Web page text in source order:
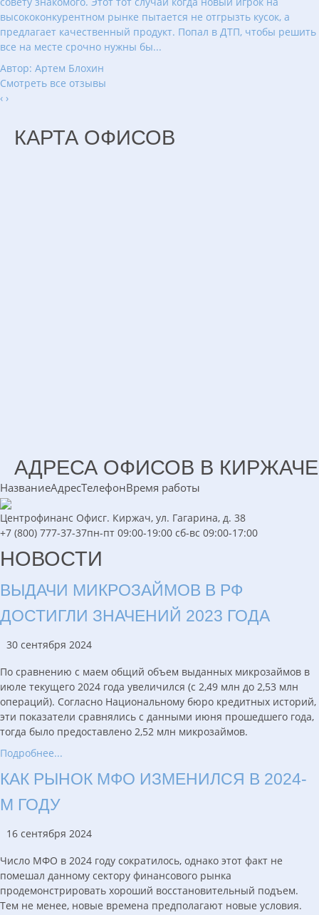
высококонкурентном рынке пытается не отгрызть кусок, а
предлагает качественный продукт. Попал в ДТП, чтобы решить
все на месте срочно нужны бы...
Автор: Артем Блохин
Смотреть все отзывы
‹ ›
КАРТА ОФИСОВ
АДРЕСА ОФИСОВ В КИРЖАЧЕ
НазваниеАдресТелефонВремя работы
Центрофинанс Офисг. Киржач, ул. Гагарина, д. 38
+7 (800) 777-37-37пн-пт 09:00-19:00 сб-вс 09:00-17:00
НОВОСТИ
ВЫДАЧИ МИКРОЗАЙМОВ В РФ
ДОСТИГЛИ ЗНАЧЕНИЙ 2023 ГОДА
30 сентября 2024
По сравнению с маем общий объем выданных микрозаймов в
июле текущего 2024 года увеличился (с 2,49 млн до 2,53 млн
операций). Согласно Национальному бюро кредитных историй,
эти показатели сравнялись с данными июня прошедшего года,
тогда было предоставлено 2,52 млн микрозаймов.
Подробнее...
КАК РЫНОК МФО ИЗМЕНИЛСЯ В 2024-
М ГОДУ
16 сентября 2024
Число МФО в 2024 году сократилось, однако этот факт не
помешал данному сектору финансового рынка
продемонстрировать хороший восстановительный подъем.
Тем не менее, новые времена предполагают новые условия.